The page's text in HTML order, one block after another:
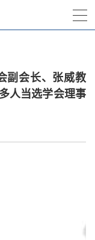
副会长、张威教
人当选学会理事